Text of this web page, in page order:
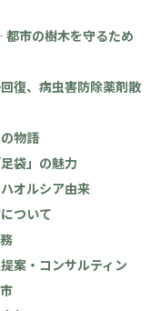
都市の樹木を守るため
復、病虫害防除薬剤散
物語
袋」の魅力
オルシア由来
ついて
案・コンサルティン